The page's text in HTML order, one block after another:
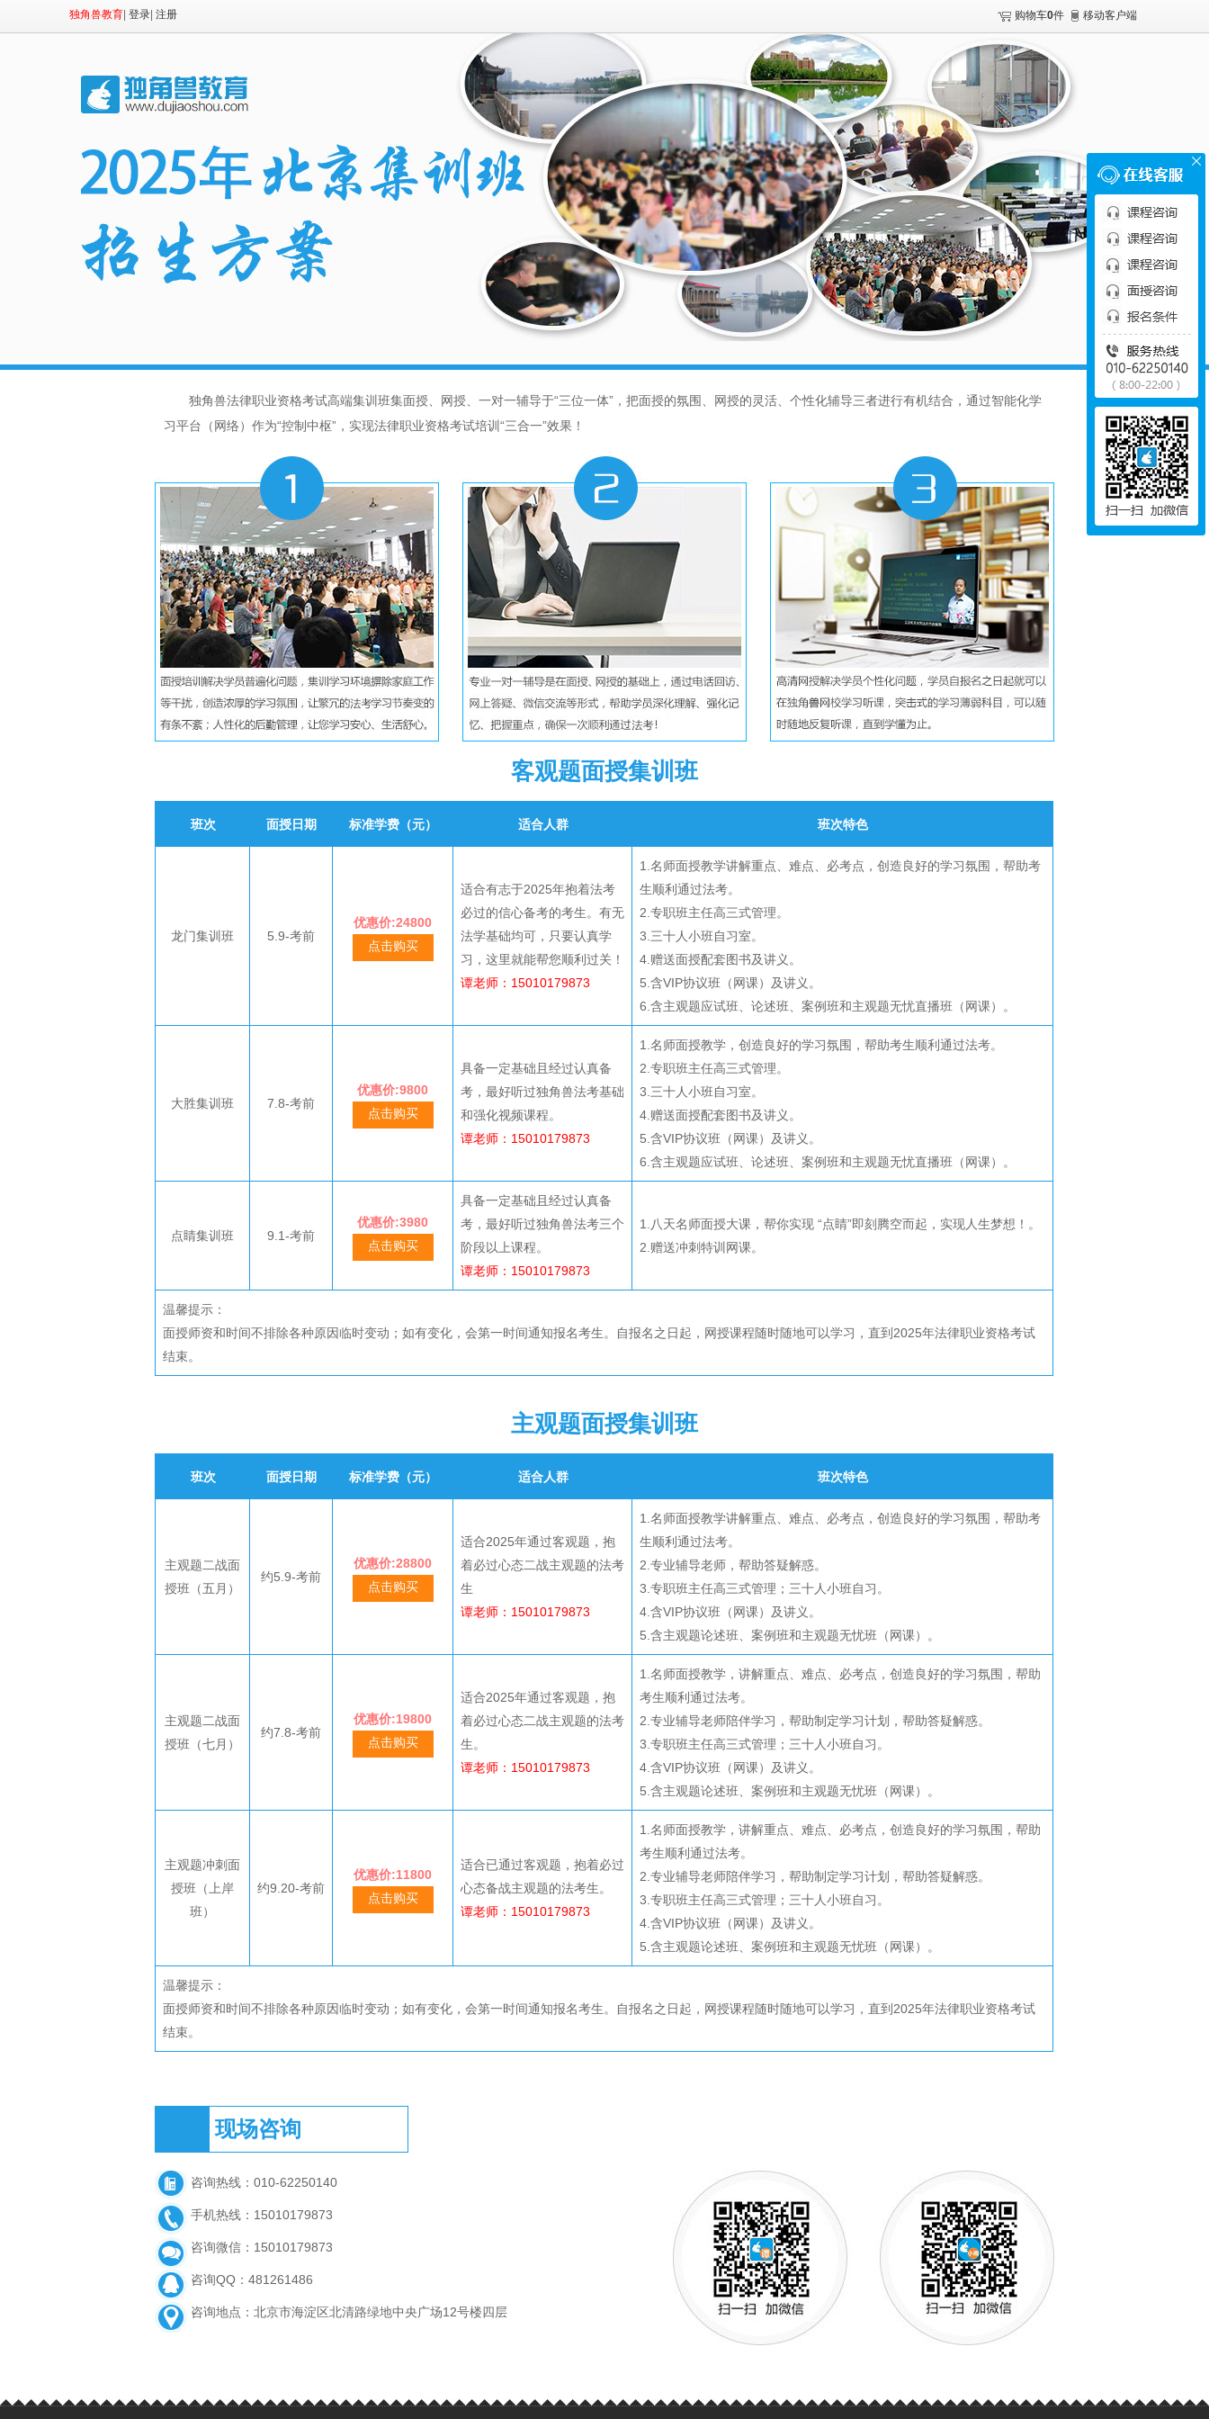
移动客户端
购物车0件
独角兽教育 登录 注册
独角兽法律职业资格考试高端集训班集面授、网授、一对一辅导于“三位一体”，把面授的氛围、网授的灵活、个性化辅导三者进行有机结合，通过智能化学
习平台（网络）作为“控制中枢”，实现法律职业资格考试培训“三合一”效果！
客观题面授集训班
班次 面授日期 标准学费（元） 适合人群 班次特色
龙门集训班 5.9-考前
优惠价:24800
点击购买
适合有志于2025年抱着法考
必过的信心备考的考生。有无
法学基础均可，只要认真学
习，这里就能帮您顺利过关！
谭老师：15010179873
1.名师面授教学讲解重点、难点、必考点，创造良好的学习氛围，帮助考
生顺利通过法考。
2.专职班主任高三式管理。
3.三十人小班自习室。
4.赠送面授配套图书及讲义。
5.含VIP协议班（网课）及讲义。
6.含主观题应试班、论述班、案例班和主观题无忧直播班（网课）。
大胜集训班 7.8-考前
优惠价:9800
点击购买
具备一定基础且经过认真备
考，最好听过独角兽法考基础
和强化视频课程。
谭老师：15010179873
1.名师面授教学，创造良好的学习氛围，帮助考生顺利通过法考。
2.专职班主任高三式管理。
3.三十人小班自习室。
4.赠送面授配套图书及讲义。
5.含VIP协议班（网课）及讲义。
6.含主观题应试班、论述班、案例班和主观题无忧直播班（网课）。
点睛集训班 9.1-考前
优惠价:3980
点击购买
具备一定基础且经过认真备
考，最好听过独角兽法考三个
阶段以上课程。
谭老师：15010179873
1.八天名师面授大课，帮你实现 “点睛”即刻腾空而起，实现人生梦想！。
2.赠送冲刺特训网课。
温馨提示：
面授师资和时间不排除各种原因临时变动；如有变化，会第一时间通知报名考生。自报名之日起，网授课程随时随地可以学习，直到2025年法律职业资格考试
结束。
主观题面授集训班
班次 面授日期 标准学费（元） 适合人群 班次特色
主观题二战面
授班（五月）
约5.9-考前
优惠价:28800
点击购买
适合2025年通过客观题，抱
着必过心态二战主观题的法考
生
谭老师：15010179873
1.名师面授教学讲解重点、难点、必考点，创造良好的学习氛围，帮助考
生顺利通过法考。
2.专业辅导老师，帮助答疑解惑。
3.专职班主任高三式管理；三十人小班自习。
4.含VIP协议班（网课）及讲义。
5.含主观题论述班、案例班和主观题无忧班（网课）。
主观题二战面
授班（七月）
约7.8-考前
优惠价:19800
点击购买
适合2025年通过客观题，抱
着必过心态二战主观题的法考
生。
谭老师：15010179873
1.名师面授教学，讲解重点、难点、必考点，创造良好的学习氛围，帮助
考生顺利通过法考。
2.专业辅导老师陪伴学习，帮助制定学习计划，帮助答疑解惑。
3.专职班主任高三式管理；三十人小班自习。
4.含VIP协议班（网课）及讲义。
5.含主观题论述班、案例班和主观题无忧班（网课）。
主观题冲刺面
授班（上岸
班）
约9.20-考前
优惠价:11800
点击购买
适合已通过客观题，抱着必过
心态备战主观题的法考生。
谭老师：15010179873
1.名师面授教学，讲解重点、难点、必考点，创造良好的学习氛围，帮助
考生顺利通过法考。
2.专业辅导老师陪伴学习，帮助制定学习计划，帮助答疑解惑。
3.专职班主任高三式管理；三十人小班自习。
4.含VIP协议班（网课）及讲义。
5.含主观题论述班、案例班和主观题无忧班（网课）。
温馨提示：
面授师资和时间不排除各种原因临时变动；如有变化，会第一时间通知报名考生。自报名之日起，网授课程随时随地可以学习，直到2025年法律职业资格考试
结束。
现场咨询
咨询热线：010-62250140
手机热线：15010179873
咨询微信：15010179873
咨询QQ：481261486
咨询地点：北京市海淀区北清路绿地中央广场12号楼四层